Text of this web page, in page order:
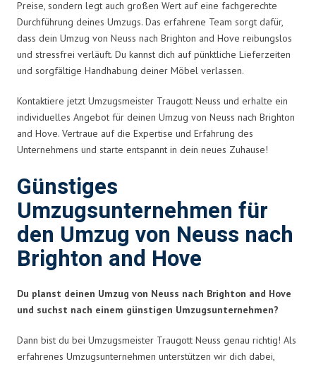
Preise, sondern legt auch großen Wert auf eine fachgerechte
Durchführung deines Umzugs. Das erfahrene Team sorgt dafür,
dass dein Umzug von Neuss nach Brighton and Hove reibungslos
und stressfrei verläuft. Du kannst dich auf pünktliche Lieferzeiten
und sorgfältige Handhabung deiner Möbel verlassen.
Kontaktiere jetzt Umzugsmeister Traugott Neuss und erhalte ein
individuelles Angebot für deinen Umzug von Neuss nach Brighton
and Hove. Vertraue auf die Expertise und Erfahrung des
Unternehmens und starte entspannt in dein neues Zuhause!
Günstiges
Umzugsunternehmen für
den Umzug von Neuss nach
Brighton and Hove
Du planst deinen Umzug von Neuss nach Brighton and Hove
und suchst nach einem günstigen Umzugsunternehmen?
Dann bist du bei Umzugsmeister Traugott Neuss genau richtig! Als
erfahrenes Umzugsunternehmen unterstützen wir dich dabei,